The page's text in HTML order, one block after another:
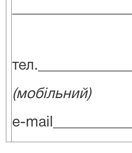
(мобільний)
e-